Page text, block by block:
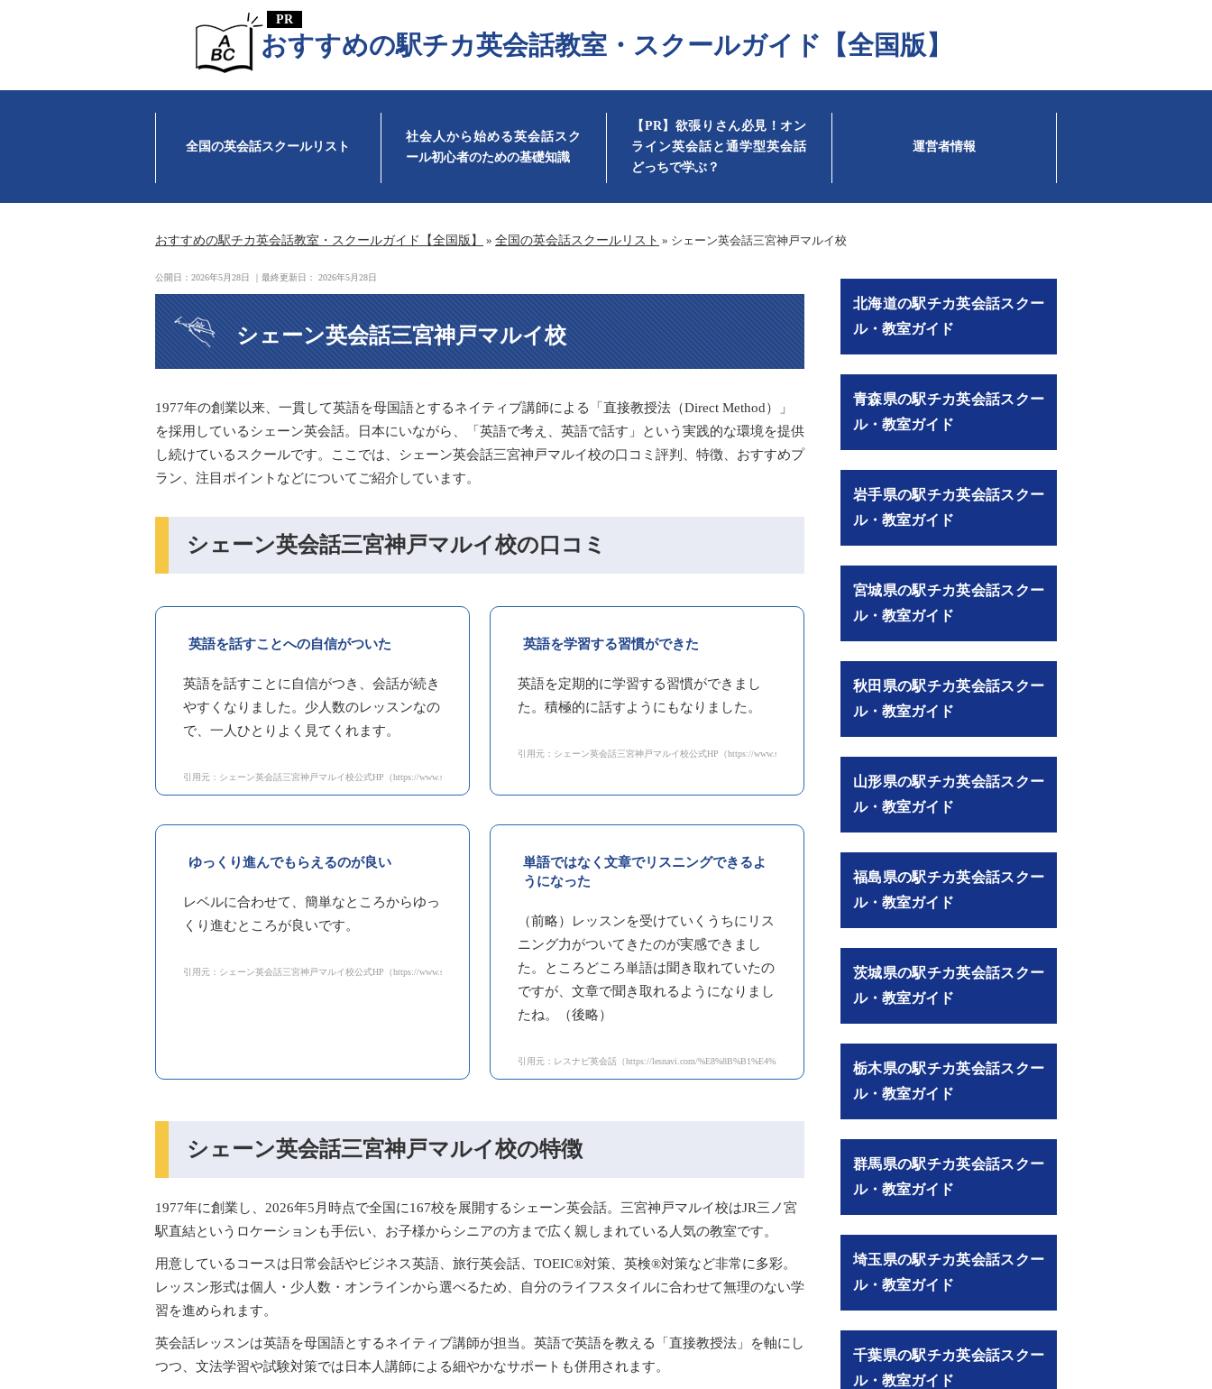
おすすめの駅チカ英会話教室・スクールガイド【全国版】
全国の英会話スクールリスト
社会人から始める英会話スク
ール初心者のための基礎知識
【PR】欲張りさん必見！オン
ライン英会話と通学型英会話
どっちで学ぶ？
運営者情報
おすすめの駅チカ英会話教室・スクールガイド【全国版】 » 全国の英会話スクールリスト » シェーン英会話三宮神戸マルイ校
公開日： 2026年5月28日 ｜最終更新日： 2026年5月28日
シェーン英会話三宮神戸マルイ校
1977年の創業以来、一貫して英語を母国語とするネイティブ講師による「直接教授法（Direct Method）」
を採用しているシェーン英会話。日本にいながら、「英語で考え、英語で話す」という実践的な環境を提供
し続けているスクールです。ここでは、シェーン英会話三宮神戸マルイ校の口コミ評判、特徴、おすすめプ
ラン、注目ポイントなどについてご紹介しています。
シェーン英会話三宮神戸マルイ校の口コミ
英語を話すことへの自信がついた
英語を話すことに自信がつき、会話が続き
やすくなりました。少人数のレッスンなの
で、一人ひとりよく見てくれます。
引用元：シェーン英会話三宮神戸マルイ校公式HP（https://www.shane.co.jp/school/detail/sannomiyakobemarui.html）
英語を学習する習慣ができた
英語を定期的に学習する習慣ができまし
た。積極的に話すようにもなりました。
引用元：シェーン英会話三宮神戸マルイ校公式HP（https://www.shane.co.jp/school/detail/sannomiyakobemarui.html）
ゆっくり進んでもらえるのが良い
レベルに合わせて、簡単なところからゆっ
くり進むところが良いです。
引用元：シェーン英会話三宮神戸マルイ校公式HP（https://www.shane.co.jp/school/detail/sannomiyakobemarui.html）
単語ではなく文章でリスニングできるよ
うになった
（前略）レッスンを受けていくうちにリス
ニング力がついてきたのが実感できまし
た。ところどころ単語は聞き取れていたの
ですが、文章で聞き取れるようになりまし
たね。（後略）
引用元：レスナビ英会話（https://lesnavi.com/%E8%8B%B1%E4%BC%9A%E8%A9%B1/247/21205/%E5%8F%A3%E3%82%B3%E3%83%9F）
シェーン英会話三宮神戸マルイ校の特徴
1977年に創業し、2026年5月時点で全国に167校を展開するシェーン英会話。三宮神戸マルイ校はJR三ノ宮
駅直結というロケーションも手伝い、お子様からシニアの方まで広く親しまれている人気の教室です。
用意しているコースは日常会話やビジネス英語、旅行英会話、TOEIC®対策、英検®対策など非常に多彩。
レッスン形式は個人・少人数・オンラインから選べるため、自分のライフスタイルに合わせて無理のない学
習を進められます。
英会話レッスンは英語を母国語とするネイティブ講師が担当。英語で英語を教える「直接教授法」を軸にし
つつ、文法学習や試験対策では日本人講師による細やかなサポートも併用されます。
北海道の駅チカ英会話スクー
ル・教室ガイド
青森県の駅チカ英会話スクー
ル・教室ガイド
岩手県の駅チカ英会話スクー
ル・教室ガイド
宮城県の駅チカ英会話スクー
ル・教室ガイド
秋田県の駅チカ英会話スクー
ル・教室ガイド
山形県の駅チカ英会話スクー
ル・教室ガイド
福島県の駅チカ英会話スクー
ル・教室ガイド
茨城県の駅チカ英会話スクー
ル・教室ガイド
栃木県の駅チカ英会話スクー
ル・教室ガイド
群馬県の駅チカ英会話スクー
ル・教室ガイド
埼玉県の駅チカ英会話スクー
ル・教室ガイド
千葉県の駅チカ英会話スクー
ル・教室ガイド